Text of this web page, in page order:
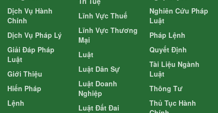
Dịch Vụ Hành
Chính
Dịch Vụ Pháp Lý
Giải Đáp Pháp
Luật
Giới Thiệu
Hiến Pháp
Lệnh
Lĩnh Vực Thuế
Lĩnh Vực Thương
Mại
Luật
Luật Dân Sự
Luật Doanh
Nghiệp
Luật Đất Đai
Nghiên Cứu Pháp
Luật
Pháp Lệnh
Quyết Định
Tài Liệu Ngành
Luật
Thông Tư
Thủ Tục Hành